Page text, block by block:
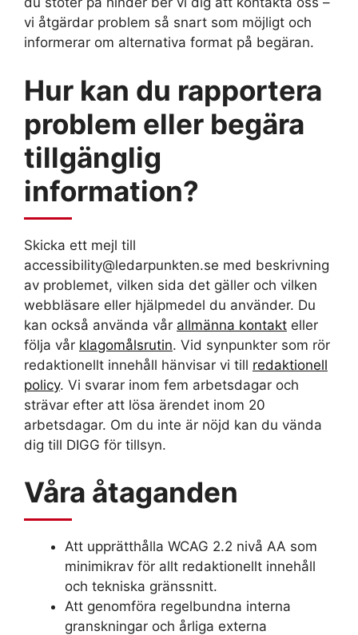
vi åtgärdar problem så snart som möjligt och
informerar om alternativa format på begäran.
Hur kan du rapportera
problem eller begära
tillgänglig
information?
Skicka ett mejl till
accessibility@ledarpunkten.se med beskrivning
av problemet, vilken sida det gäller och vilken
webbläsare eller hjälpmedel du använder. Du
kan också använda vår allmänna kontakt eller
följa vår klagomålsrutin. Vid synpunkter som rör
redaktionellt innehåll hänvisar vi till redaktionell
policy. Vi svarar inom fem arbetsdagar och
strävar efter att lösa ärendet inom 20
arbetsdagar. Om du inte är nöjd kan du vända
dig till DIGG för tillsyn.
Våra åtaganden
Att upprätthålla WCAG 2.2 nivå AA som
minimikrav för allt redaktionellt innehåll
och tekniska gränssnitt.
Att genomföra regelbundna interna
granskningar och årliga externa